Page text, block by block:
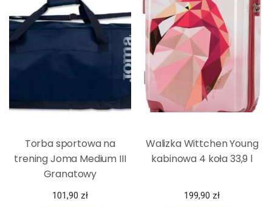
Torba sportowa na
trening Joma Medium III
Granatowy
101,90 zł
Walizka Wittchen Young
kabinowa 4 koła 33,9 l
199,90 zł